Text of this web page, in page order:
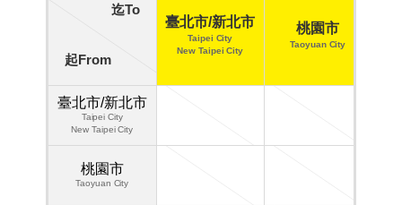
迄To
起From
臺北市/新北市
Taipei City
New Taipei City
桃園市
Taoyuan City
臺北市/新北市
Taipei City
New Taipei City
桃園市
Taoyuan City